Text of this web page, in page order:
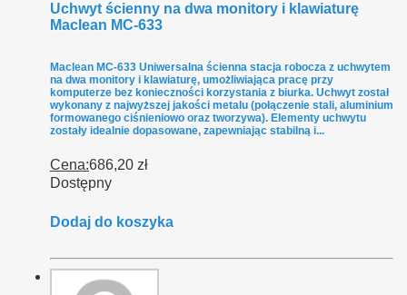
Uchwyt ścienny na dwa monitory i klawiaturę
Maclean MC-633
Maclean MC-633 Uniwersalna ścienna stacja robocza z uchwytem
na dwa monitory i klawiaturę, umożliwiająca pracę przy
komputerze bez konieczności korzystania z biurka. Uchwyt został
wykonany z najwyższej jakości metalu (połączenie stali, aluminium
formowanego ciśnieniowo oraz tworzywa). Elementy uchwytu
zostały idealnie dopasowane, zapewniając stabilną i...
Cena:686,20 zł
Dostępny
Dodaj do koszyka